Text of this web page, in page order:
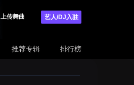
上传舞曲 艺人/DJ入驻
推荐专辑 排行榜